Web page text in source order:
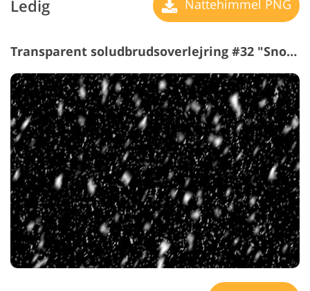
Ledig Nattehimmel PNG
Transparent soludbrudsoverlejring #32 "Snow"